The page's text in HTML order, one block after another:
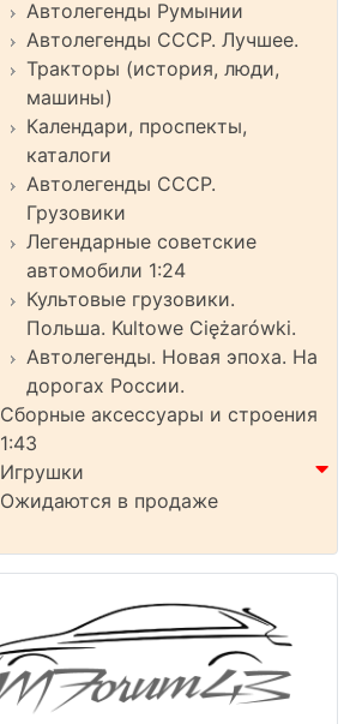
Автолегенды Румынии
Автолегенды СССР. Лучшее.
Тракторы (история, люди,
машины)
Календари, проспекты,
каталоги
Автолегенды СССР.
Грузовики
Легендарные советские
автомобили 1:24
Культовые грузовики.
Польша. Kultowe Ciężarówki.
Автолегенды. Новая эпоха. На
дорогах России.
Сборные аксессуары и строения
1:43
Игрушки
Ожидаются в продаже